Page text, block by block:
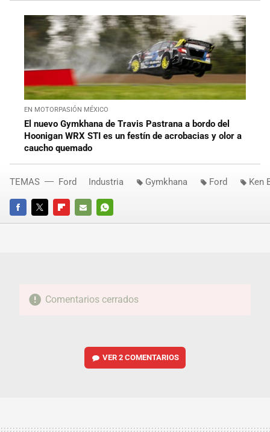
EN MOTORPASIÓN MÉXICO
El nuevo Gymkhana de Travis Pastrana a bordo del
Hoonigan WRX STI es un festín de acrobacias y olor a
caucho quemado
FACEBOOKTWITTERFLIPBOARD
E-
WHATSAPP
TEMAS Ford Industria Gymkhana Ford Ken
Comentarios cerrados
VER2 COMENTARIOS